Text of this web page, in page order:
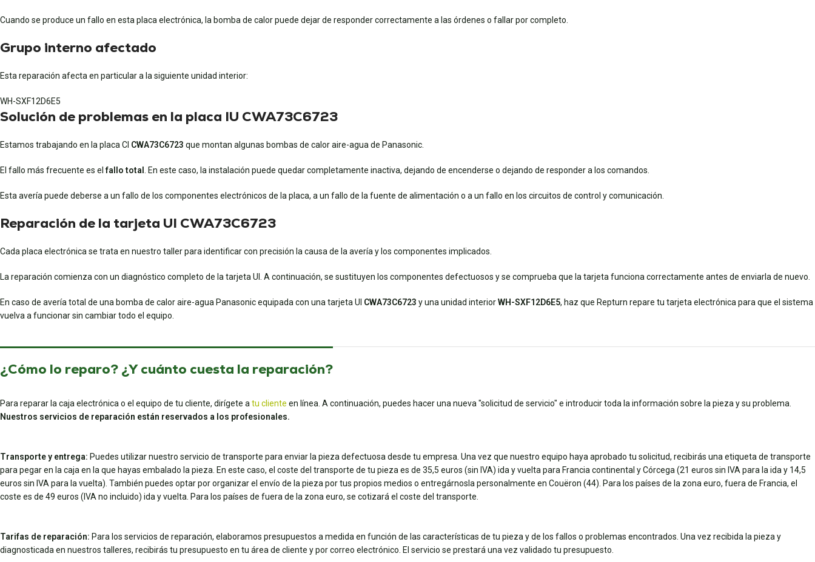
Cuando se produce un fallo en esta placa electrónica, la bomba de calor puede dejar de responder correctamente a las órdenes o fallar por completo.
Grupo interno afectado
Esta reparación afecta en particular a la siguiente unidad interior:
WH-SXF12D6E5
Solución de problemas en la placa IU CWA73C6723
Estamos trabajando en la placa CI CWA73C6723 que montan algunas bombas de calor aire-agua de Panasonic.
El fallo más frecuente es elfallo total . En este caso, la instalación puede quedar completamente inactiva, dejando de encenderse o dejando de responder a los comandos.
Esta avería puede deberse a un fallo de los componentes electrónicos de la placa, a un fallo de la fuente de alimentación o a un fallo en los circuitos de control y comunicación.
Reparación de la tarjeta UI CWA73C6723
Cada placa electrónica se trata en nuestro taller para identificar con precisión la causa de la avería y los componentes implicados.
La reparación comienza con un diagnóstico completo de la tarjeta UI. A continuación, se sustituyen los componentes defectuosos y se comprueba que la tarjeta funciona correctamente antes de enviarla de nuevo.
En caso de avería total de una bomba de calor aire-agua Panasonic equipada con una tarjeta UI CWA73C6723 y una unidad interiorWH-SXF12D6E5, haz que Repturn repare tu tarjeta electrónica para que el sistema
vuelva a funcionar sin cambiar todo el equipo.
¿Cómo lo reparo? ¿Y cuánto cuesta la reparación?
Para reparar la caja electrónica o el equipo de tu cliente, dirígete a tu cliente en línea. A continuación, puedes hacer una nueva "solicitud de servicio" e introducir toda la información sobre la pieza y su problema.
Nuestros servicios de reparación están reservados a los profesionales.
Transporte y entrega: Puedes utilizar nuestro servicio de transporte para enviar la pieza defectuosa desde tu empresa. Una vez que nuestro equipo haya aprobado tu solicitud, recibirás una etiqueta de transporte
para pegar en la caja en la que hayas embalado la pieza. En este caso, el coste del transporte de tu pieza es de 35,5 euros (sin IVA) ida y vuelta para Francia continental y Córcega (21 euros sin IVA para la ida y 14,5
euros sin IVA para la vuelta). También puedes optar por organizar el envío de la pieza por tus propios medios o entregárnosla personalmente en Couëron (44). Para los países de la zona euro, fuera de Francia, el
coste es de 49 euros (IVA no incluido) ida y vuelta. Para los países de fuera de la zona euro, se cotizará el coste del transporte.
Tarifas de reparación: Para los servicios de reparación, elaboramos presupuestos a medida en función de las características de tu pieza y de los fallos o problemas encontrados. Una vez recibida la pieza y
diagnosticada en nuestros talleres, recibirás tu presupuesto en tu área de cliente y por correo electrónico. El servicio se prestará una vez validado tu presupuesto.